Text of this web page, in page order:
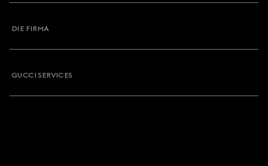
DIE FIRMA
GUCCI SERVICES